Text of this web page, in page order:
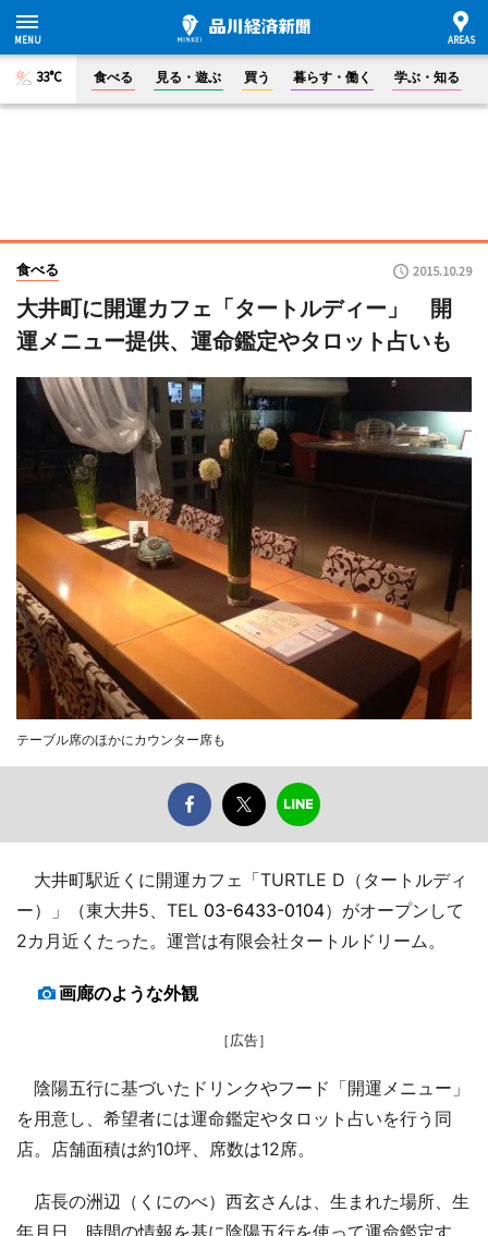
33°C 食べる 見る・遊ぶ 買う 暮らす・働く 学ぶ・知る
食べる 2015.10.29
大井町に開運カフェ「タートルディー」 開
運メニュー提供、運命鑑定やタロット占いも
テーブル席のほかにカウンター席も
大井町駅近くに開運カフェ「TURTLE D（タートルディ
ー）」（東大井5、TEL 03-6433-0104）がオープンして
2カ月近くたった。運営は有限会社タートルドリーム。
画廊のような外観
［広告］
陰陽五行に基づいたドリンクやフード「開運メニュー」
を用意し、希望者には運命鑑定やタロット占いを行う同
店。店舗面積は約10坪、席数は12席。
店長の洲辺（くにのべ）西玄さんは、生まれた場所、生
年月日、時間の情報を基に陰陽五行を使って運命鑑定す